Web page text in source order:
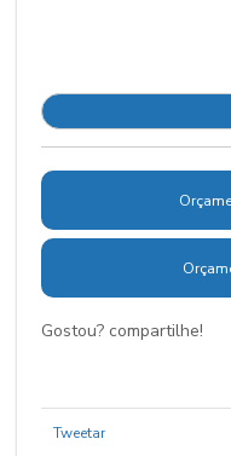
Gostou? compartilhe!
Tweetar